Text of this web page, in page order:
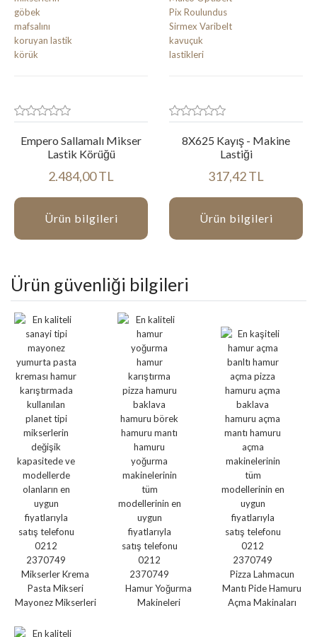
Empero Sallamalı Mikser
Lastik Körüğü
2.484,00 TL
Ürün bilgileri
8X625 Kayış - Makine
Lastiği
317,42 TL
Ürün bilgileri
Ürün güvenliği bilgileri
Mikserler Krema
Pasta Mikseri
Mayonez Mikserleri
Hamur Yoğurma
Makineleri
Pizza Lahmacun
Mantı Pide Hamuru
Açma Makinaları